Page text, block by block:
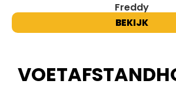
Freddy
BEKIJK